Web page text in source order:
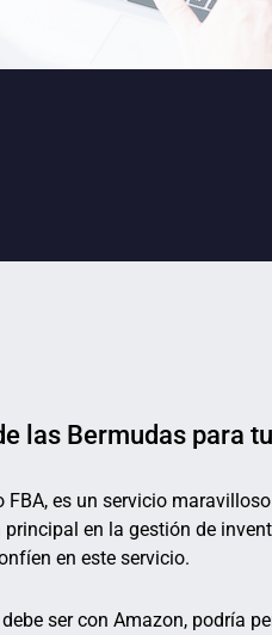
las Bermudas para
es un servicio
en la gestión de
en este servicio.
ser con Amazon, podría